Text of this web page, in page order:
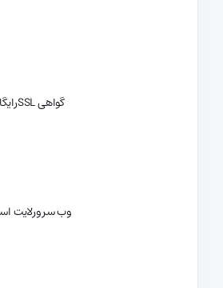
گواهی SSL
وب سرورلایت